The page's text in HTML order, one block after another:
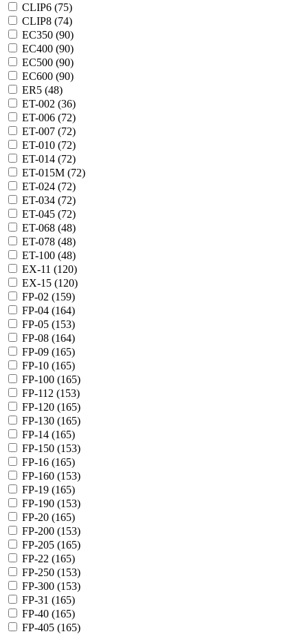
CLIP6 (75)
CLIP8 (74)
EC350 (90)
EC400 (90)
EC500 (90)
EC600 (90)
ER5 (48)
ET-002 (36)
ET-006 (72)
ET-007 (72)
ET-010 (72)
ET-014 (72)
ET-015M (72)
ET-024 (72)
ET-034 (72)
ET-045 (72)
ET-068 (48)
ET-078 (48)
ET-100 (48)
EX-11 (120)
EX-15 (120)
FP-02 (159)
FP-04 (164)
FP-05 (153)
FP-08 (164)
FP-09 (165)
FP-10 (165)
FP-100 (165)
FP-112 (153)
FP-120 (165)
FP-130 (165)
FP-14 (165)
FP-150 (153)
FP-16 (165)
FP-160 (153)
FP-19 (165)
FP-190 (153)
FP-20 (165)
FP-200 (153)
FP-205 (165)
FP-22 (165)
FP-250 (153)
FP-300 (153)
FP-31 (165)
FP-40 (165)
FP-405 (165)